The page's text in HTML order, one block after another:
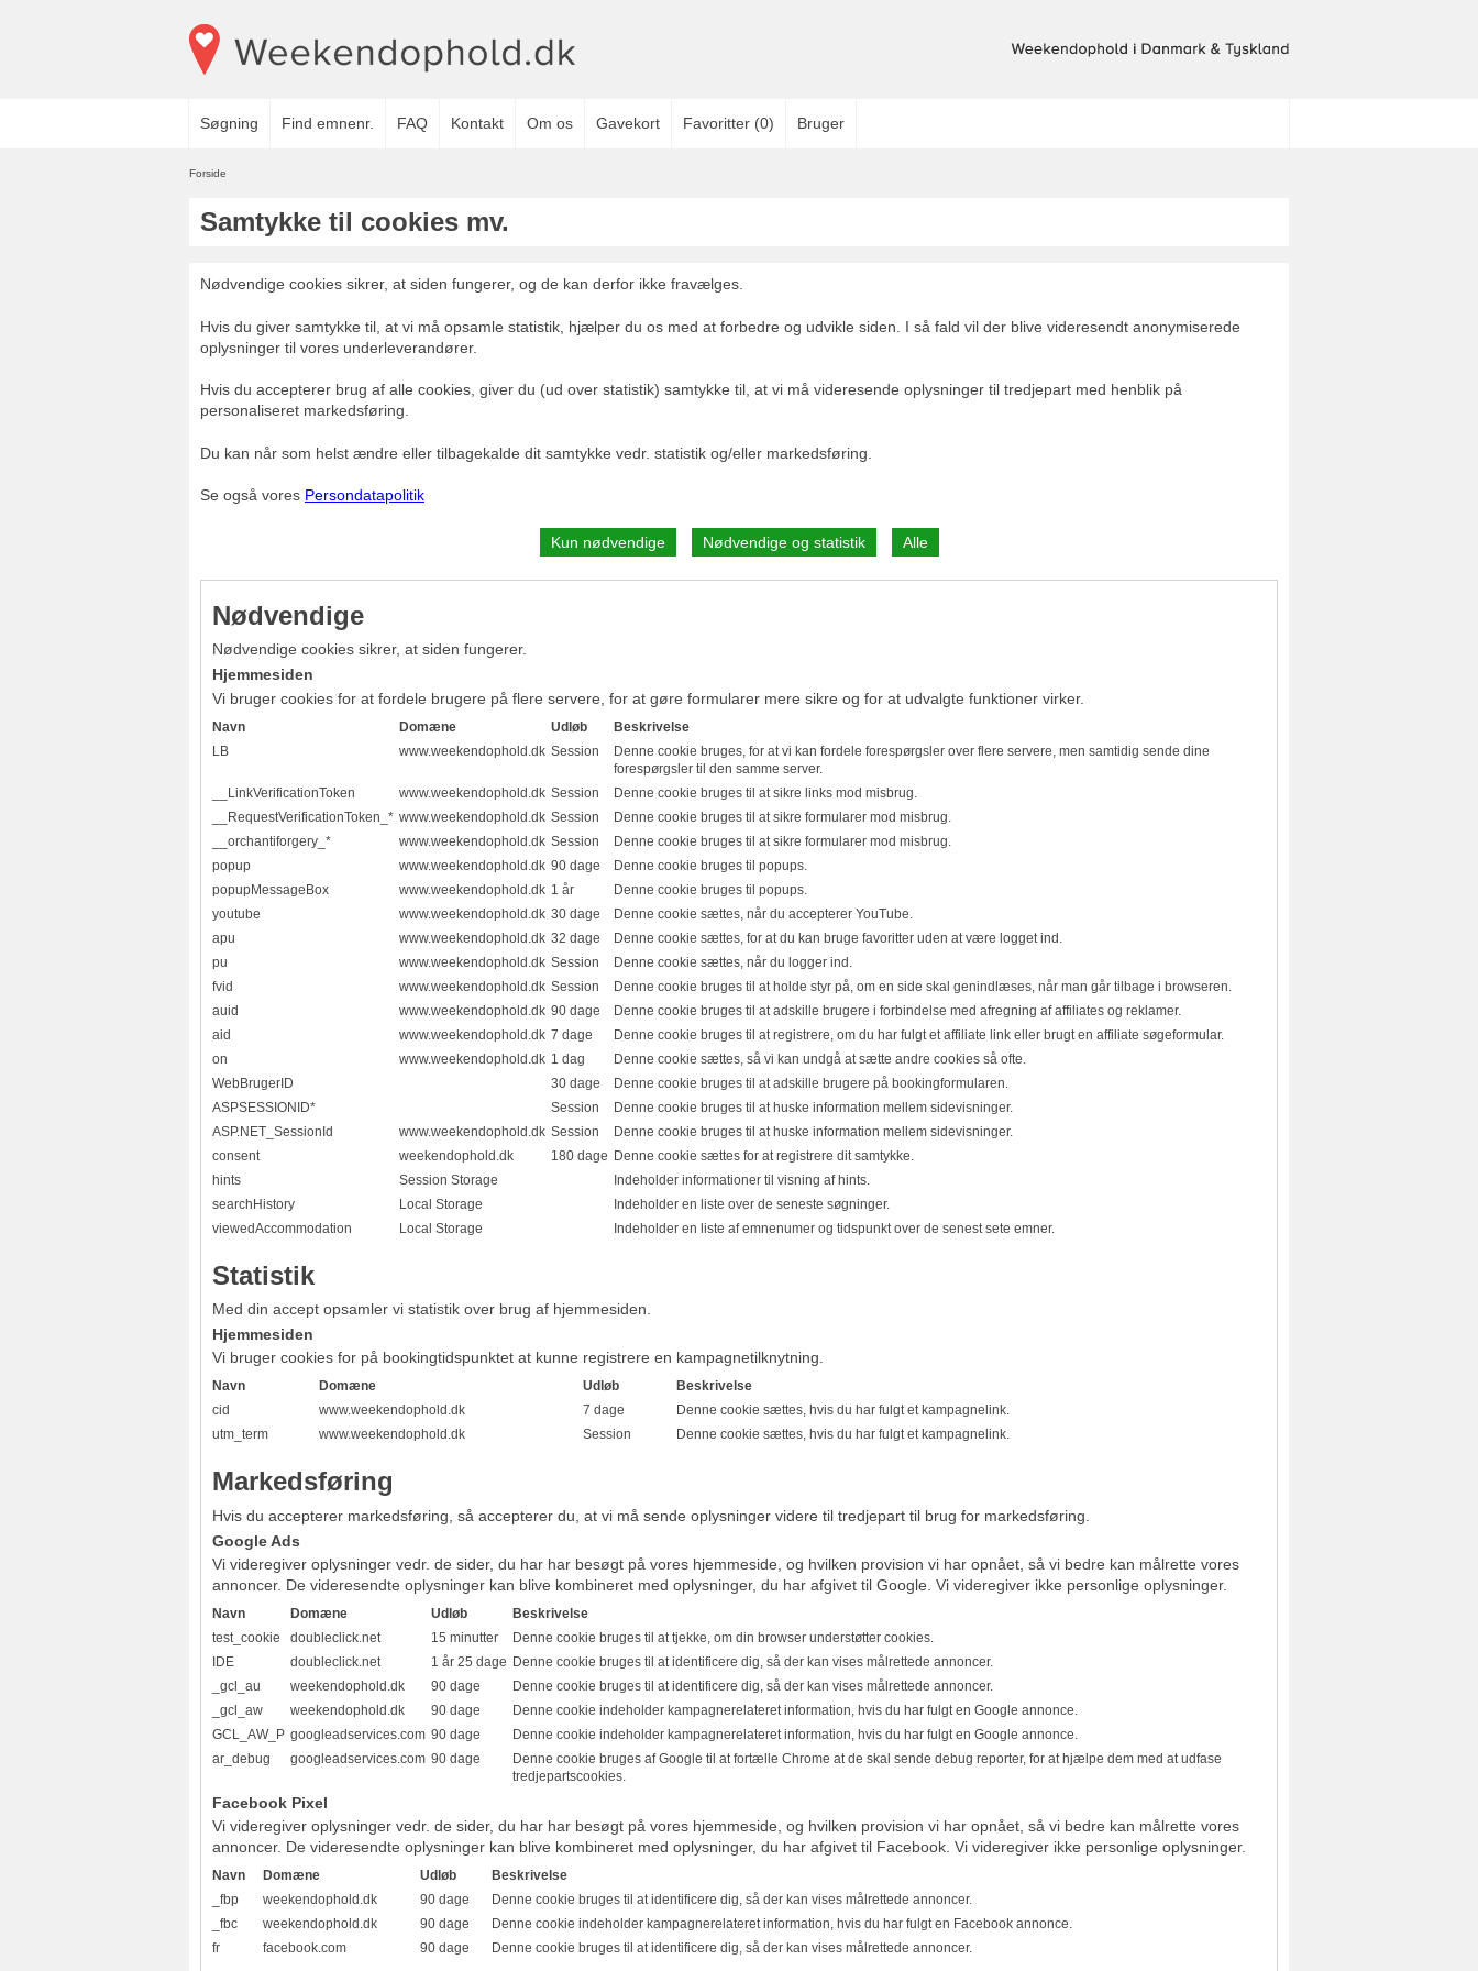
Søgning Find emnenr. FAQ Kontakt Om os Gavekort Favoritter (0) Bruger
Forside
Samtykke til cookies mv.
Nødvendige cookies sikrer, at siden fungerer, og de kan derfor ikke fravælges.
Hvis du giver samtykke til, at vi må opsamle statistik, hjælper du os med at forbedre og udvikle siden. I så fald vil der blive videresendt anonymiserede
oplysninger til vores underleverandører.
Hvis du accepterer brug af alle cookies, giver du (ud over statistik) samtykke til, at vi må videresende oplysninger til tredjepart med henblik på
personaliseret markedsføring.
Du kan når som helst ændre eller tilbagekalde dit samtykke vedr. statistik og/eller markedsføring.
Se også vores Persondatapolitik
Nødvendige
Nødvendige cookies sikrer, at siden fungerer.
Hjemmesiden
Vi bruger cookies for at fordele brugere på flere servere, for at gøre formularer mere sikre og for at udvalgte funktioner virker.
Navn Domæne Udløb
Beskrivelse
LB
www.weekendophold.dk Session
Denne cookie bruges, for at vi kan fordele forespørgsler over flere servere, men samtidig sende dine
forespørgsler til den samme server.
__LinkVerificationToken
www.weekendophold.dk Session
Denne cookie bruges til at sikre links mod misbrug.
__RequestVerificationToken_* www.weekendophold.dk Session
Denne cookie bruges til at sikre formularer mod misbrug.
__orchantiforgery_*
www.weekendophold.dk Session
Denne cookie bruges til at sikre formularer mod misbrug.
popup
www.weekendophold.dk 90 dage
Denne cookie bruges til popups.
popupMessageBox
www.weekendophold.dk 1 år
Denne cookie bruges til popups.
youtube
www.weekendophold.dk 30 dage
Denne cookie sættes, når du accepterer YouTube.
apu
www.weekendophold.dk 32 dage
Denne cookie sættes, for at du kan bruge favoritter uden at være logget ind.
pu
www.weekendophold.dk Session
Denne cookie sættes, når du logger ind.
fvid
www.weekendophold.dk Session
Denne cookie bruges til at holde styr på, om en side skal genindlæses, når man går tilbage i browseren.
auid
www.weekendophold.dk 90 dage
Denne cookie bruges til at adskille brugere i forbindelse med afregning af affiliates og reklamer.
aid
www.weekendophold.dk 7 dage
Denne cookie bruges til at registrere, om du har fulgt et affiliate link eller brugt en affiliate søgeformular.
on
www.weekendophold.dk 1 dag
Denne cookie sættes, så vi kan undgå at sætte andre cookies så ofte.
WebBrugerID
30 dage
Denne cookie bruges til at adskille brugere på bookingformularen.
ASPSESSIONID*
Session
Denne cookie bruges til at huske information mellem sidevisninger.
ASP.NET_SessionId
www.weekendophold.dk Session
Denne cookie bruges til at huske information mellem sidevisninger.
consent
weekendophold.dk 180 dage Denne cookie sættes for at registrere dit samtykke.
hints
Session Storage
Indeholder informationer til visning af hints.
searchHistory
Local Storage
Indeholder en liste over de seneste søgninger.
viewedAccommodation
Local Storage Indeholder en liste af emnenumer og tidspunkt over de senest sete emner.
Statistik
Med din accept opsamler vi statistik over brug af hjemmesiden.
Hjemmesiden
Vi bruger cookies for på bookingtidspunktet at kunne registrere en kampagnetilknytning.
Navn Domæne Udløb
Beskrivelse
cid
www.weekendophold.dk 7 dage
Denne cookie sættes, hvis du har fulgt et kampagnelink.
utm_term
www.weekendophold.dk Session Denne cookie sættes, hvis du har fulgt et kampagnelink.
Markedsføring
Hvis du accepterer markedsføring, så accepterer du, at vi må sende oplysninger videre til tredjepart til brug for markedsføring.
Google Ads
Vi videregiver oplysninger vedr. de sider, du har har besøgt på vores hjemmeside, og hvilken provision vi har opnået, så vi bedre kan målrette vores
annoncer. De videresendte oplysninger kan blive kombineret med oplysninger, du har afgivet til Google. Vi videregiver ikke personlige oplysninger.
Navn Domæne Udløb
Beskrivelse
test_cookie
doubleclick.net 15 minutter
Denne cookie bruges til at tjekke, om din browser understøtter cookies.
IDE
doubleclick.net 1 år 25 dage
Denne cookie bruges til at identificere dig, så der kan vises målrettede annoncer.
_gcl_au
weekendophold.dk 90 dage
Denne cookie bruges til at identificere dig, så der kan vises målrettede annoncer.
_gcl_aw
weekendophold.dk 90 dage
Denne cookie indeholder kampagnerelateret information, hvis du har fulgt en Google annonce.
GCL_AW_P googleadservices.com 90 dage
Denne cookie indeholder kampagnerelateret information, hvis du har fulgt en Google annonce.
ar_debug
googleadservices.com 90 dage
Denne cookie bruges af Google til at fortælle Chrome at de skal sende debug reporter, for at hjælpe dem med at udfase
tredjepartscookies.
Facebook Pixel
Vi videregiver oplysninger vedr. de sider, du har har besøgt på vores hjemmeside, og hvilken provision vi har opnået, så vi bedre kan målrette vores
annoncer. De videresendte oplysninger kan blive kombineret med oplysninger, du har afgivet til Facebook. Vi videregiver ikke personlige oplysninger.
Navn Domæne Udløb
Beskrivelse
_fbp
weekendophold.dk 90 dage
Denne cookie bruges til at identificere dig, så der kan vises målrettede annoncer.
_fbc
weekendophold.dk 90 dage
Denne cookie indeholder kampagnerelateret information, hvis du har fulgt en Facebook annonce.
fr
facebook.com 90 dage Denne cookie bruges til at identificere dig, så der kan vises målrettede annoncer.